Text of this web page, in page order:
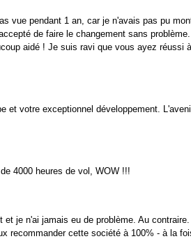
vue pendant 1 an, car je n'avais pas pu
de faire le changement sans
aidé ! Je suis ravi que vous ayez réussi
et votre exceptionnel développement.
4000 heures de vol, WOW !!!
je n'ai jamais eu de problème. Au
recommander cette société à 100% - à la